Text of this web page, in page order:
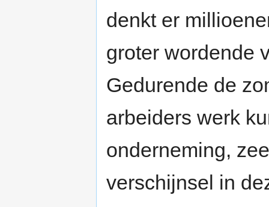
denkt er
groter wordende
Gedurende de
arbeiders werk
onderneming,
verschijnsel in